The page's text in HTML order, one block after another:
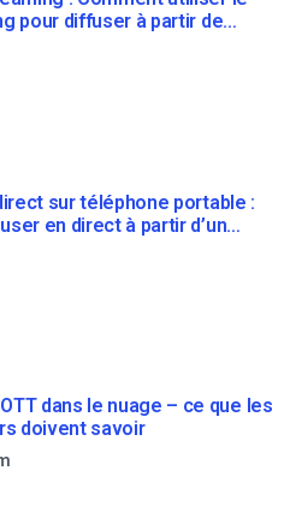
pour diffuser à partir de
sur téléphone portable :
en direct à partir d’un
dans le nuage – ce que les
doivent savoir